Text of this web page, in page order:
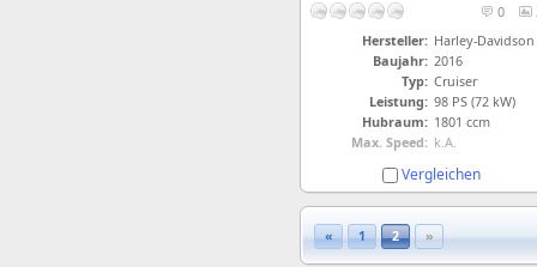
0
Hersteller: Harley-Davidson
Baujahr: 2016
Typ: Cruiser
Leistung: 98 PS (72 kW)
Hubraum: 1801 ccm
Max. Speed: k.A.
Vergleichen
« 1 2 »